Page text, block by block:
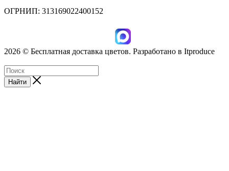
ОГРНИП: 313169022400152
2026 © Бесплатная доставка цветов. Разработано в Itproduce
Найти